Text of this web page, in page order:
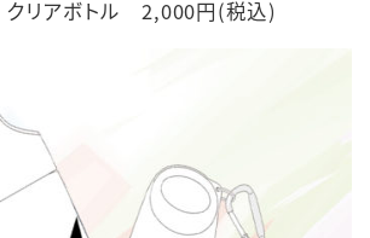
クリアボトル 2,000円(税込)